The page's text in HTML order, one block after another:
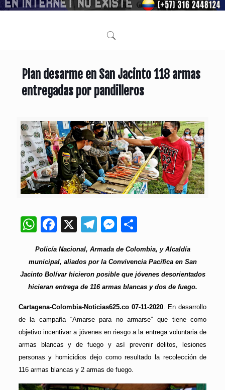
Plan desarme en San Jacinto 118 armas
entregadas por pandilleros
WhatsApp
Facebook
X Telegram
Messenger
Policía Nacional, Armada de Colombia, y Alcaldía
municipal, aliados por la Convivencia Pacífica en San
Jacinto Bolívar hicieron posible que jóvenes desorientados
hicieran entrega de 116 armas blancas y dos de fuego.
Cartagena-Colombia-Noticias625.co 07-11-2020. En desarrollo
de la campaña “Amarse para no armarse” que tiene como
objetivo incentivar a jóvenes en riesgo a la entrega voluntaria de
armas blancas y de fuego y así prevenir delitos, lesiones
personas y homicidios dejo como resultado la recolección de
116 armas blancas y 2 armas de fuego.